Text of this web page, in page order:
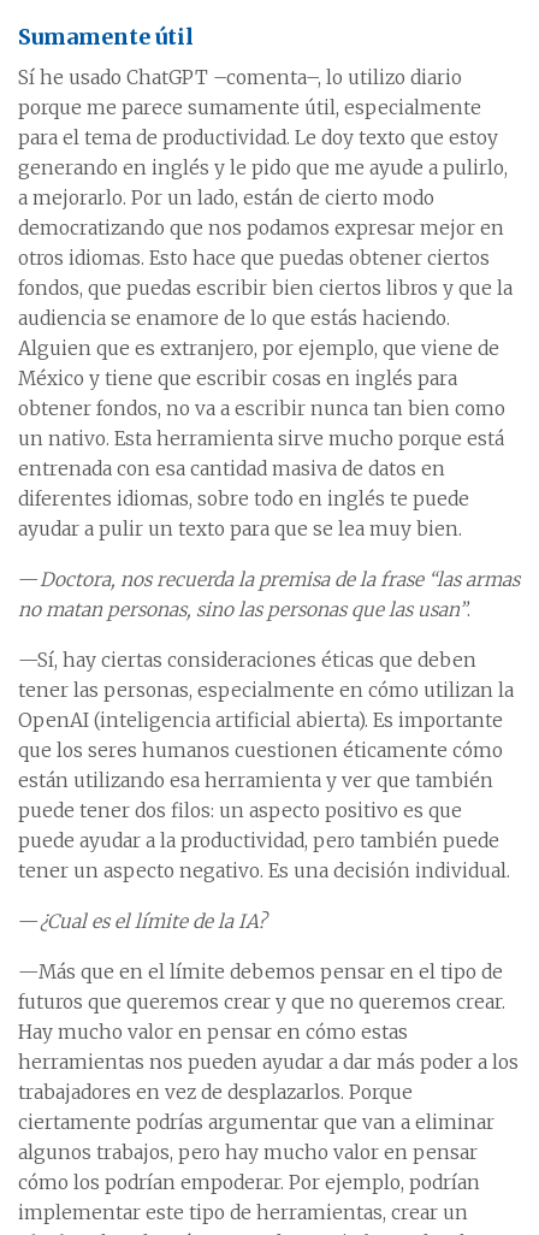
Sumamente útil
Sí he usado ChatGPT –comenta–, lo utilizo diario
porque me parece sumamente útil, especialmente
para el tema de productividad. Le doy texto que estoy
generando en inglés y le pido que me ayude a pulirlo,
a mejorarlo. Por un lado, están de cierto modo
democratizando que nos podamos expresar mejor en
otros idiomas. Esto hace que puedas obtener ciertos
fondos, que puedas escribir bien ciertos libros y que la
audiencia se enamore de lo que estás haciendo.
Alguien que es extranjero, por ejemplo, que viene de
México y tiene que escribir cosas en inglés para
obtener fondos, no va a escribir nunca tan bien como
un nativo. Esta herramienta sirve mucho porque está
entrenada con esa cantidad masiva de datos en
diferentes idiomas, sobre todo en inglés te puede
ayudar a pulir un texto para que se lea muy bien.
— Doctora, nos recuerda la premisa de la frase “las armas
no matan personas, sino las personas que las usan”.
—Sí, hay ciertas consideraciones éticas que deben
tener las personas, especialmente en cómo utilizan la
OpenAI (inteligencia artificial abierta). Es importante
que los seres humanos cuestionen éticamente cómo
están utilizando esa herramienta y ver que también
puede tener dos filos: un aspecto positivo es que
puede ayudar a la productividad, pero también puede
tener un aspecto negativo. Es una decisión individual.
—¿Cual es el límite de la IA?
—Más que en el límite debemos pensar en el tipo de
futuros que queremos crear y que no queremos crear.
Hay mucho valor en pensar en cómo estas
herramientas nos pueden ayudar a dar más poder a los
trabajadores en vez de desplazarlos. Porque
ciertamente podrías argumentar que van a eliminar
algunos trabajos, pero hay mucho valor en pensar
cómo los podrían empoderar. Por ejemplo, podrían
implementar este tipo de herramientas, crear un